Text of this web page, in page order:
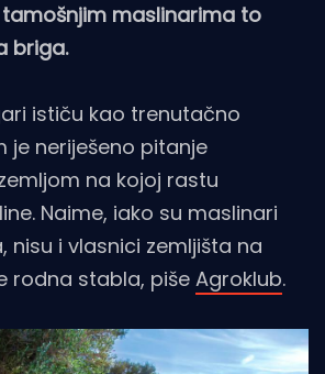
tamošnjim maslinarima to
briga.
ističu kao trenutačno
je neriješeno pitanje
na kojoj rastu
Naime, iako su maslinari
nisu i vlasnici zemljišta na
rodna stabla, piše Agroklub.